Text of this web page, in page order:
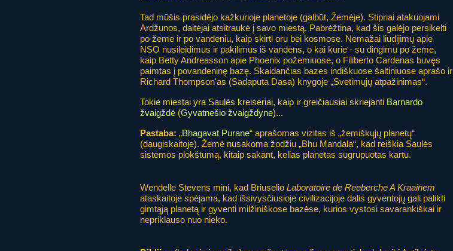
Tad mūšis prasidėjo kažkurioje planetoje (galbūt, Žemėje). Stipriai atakuojami
Ardžunos, daitėjai atsitraukė į savo miestą. Pabrėžtina, kad šis galėjo persikelti
po žeme ir po vandeniu, kaip skirti oru bei kosmose. Nemažai liudijimų apie
NSO nusileidimus ir pakilimus iš vandens, o kai kurie - su dingimu po žeme,
kaip Betty Andreasson apie Phoenix požemiuose, o Filiberto Cardenas buvęs
paimtas į povandeninę bazę. Skaidančias bazes indiškuose šaltiniuose aprašo ir
Richard Thompson'as (Sadaputa Dasa) knygoje „Svetimųjų atpažinimas“.
Tokie miestai yra Saulės kreiseriai, kaip ir greičiausiai skriejanti Barnardo
žvaigždė(Gyvatnešio žvaigždyne)...
Pastaba: „Bhagavat Purane“ aprašomas vizitas iš „žemiškųjų planetų“
(daugiskaitoje). Žemė nusakoma žodžiu „Bhu Mandala“, kad reiškia Saulės
sistemos plokštumą, kitaip sakant, kelias planetas sugrupuotas kartu.
Wendelle Stevens mini, kad Briuselio Laboratoire de Reeberche A Kraainem
ataskaitoje spėjama, kad išsivysčiusioje civilizacijoje dalis gyventojų gali palikti
gimtąją planetą ir gyventi milžiniškose bazėse, kurios vystosi savarankiškai ir
nepriklauso nuo nieko.